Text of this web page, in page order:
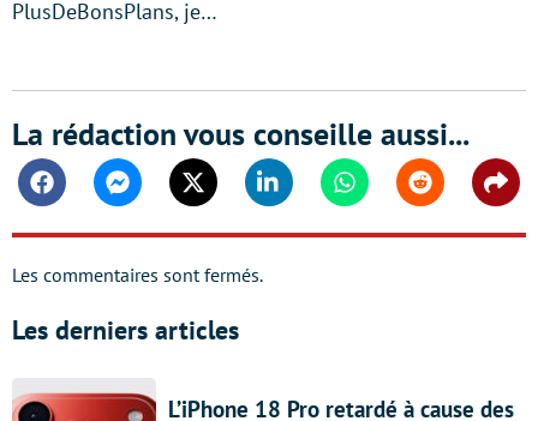
PlusDeBonsPlans, je…
La rédaction vous conseille aussi...
FacebookMessengerTwitter Linkedin WhatsappReddit
Les commentaires sont fermés.
Les derniers articles
L’iPhone 18 Pro retardé à cause des